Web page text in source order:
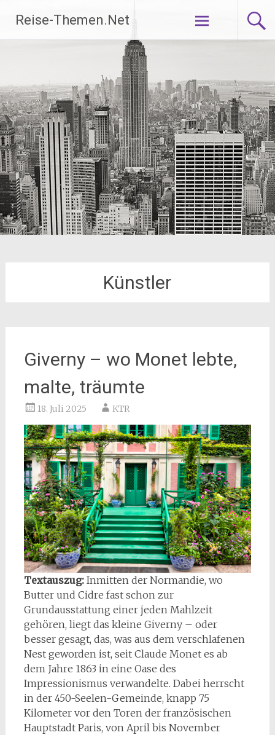
Inhalt
springen
Reise-Themen.Net
Künstler
Giverny – wo Monet lebte,
malte, träumte
18. Juli 2025 KTR
Textauszug: Inmitten der Normandie, wo
Butter und Cidre fast schon zur
Grundausstattung einer jeden Mahlzeit
gehören, liegt das kleine Giverny – oder
besser gesagt, das, was aus dem verschlafenen
Nest geworden ist, seit Claude Monet es ab
dem Jahre 1863 in eine Oase des
Impressionismus verwandelte. Dabei herrscht
in der 450-Seelen-Gemeinde, knapp 75
Kilometer vor den Toren der französischen
Hauptstadt Paris, von April bis November